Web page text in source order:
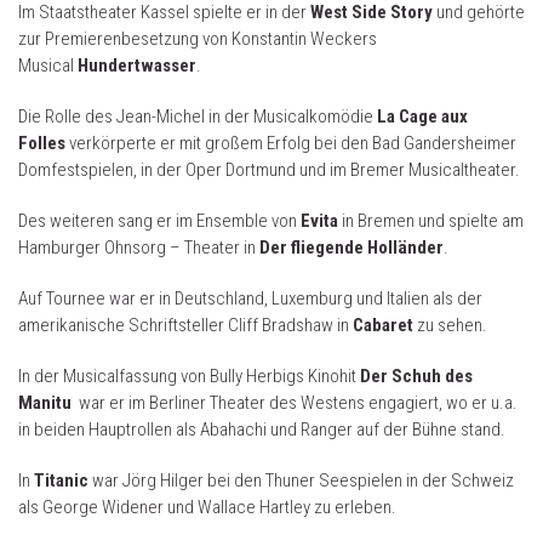
Im Staatstheater Kassel spielte er in derWest Side Story und gehörte
zur Premierenbesetzung von Konstantin Weckers
Musical Hundertwasser.
Die Rolle des Jean-Michel in der Musicalkomödie La Cage aux
Follesverkörperte er mit großem Erfolg bei den Bad Gandersheimer
Domfestspielen, in der Oper Dortmund und im Bremer Musicaltheater.
Des weiteren sang er im Ensemble von Evita in Bremen und spielte am
Hamburger Ohnsorg – Theater in Der fliegende Holländer.
Auf Tournee war er in Deutschland, Luxemburg und Italien als der
amerikanische Schriftsteller Cliff Bradshaw in Cabaret zu sehen.
In der Musicalfassung von Bully Herbigs Kinohit Der Schuh des
Manitu war er im Berliner Theater des Westens engagiert, wo er u.a.
in beiden Hauptrollen als Abahachi und Ranger auf der Bühne stand.
In Titanic war Jörg Hilger bei den Thuner Seespielen in der Schweiz
als George Widener und Wallace Hartley zu erleben.